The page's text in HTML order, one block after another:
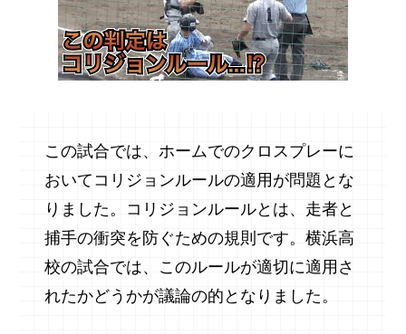
この試合では、ホームでのクロスプレーに
おいてコリジョンルールの適用が問題とな
りました。コリジョンルールとは、走者と
捕手の衝突を防ぐための規則です。横浜高
校の試合では、このルールが適切に適用さ
れたかどうかが議論の的となりました。